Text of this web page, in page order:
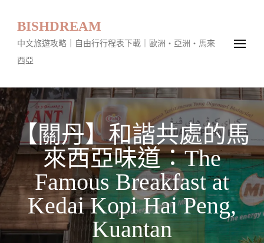
BISHDREAM
中文旅遊攻略｜自由行行程表下載｜歐洲・亞洲・馬來
西亞
【關丹】和諧共處的馬
來西亞味道：The
Famous Breakfast at
Kedai Kopi Hai Peng,
Kuantan